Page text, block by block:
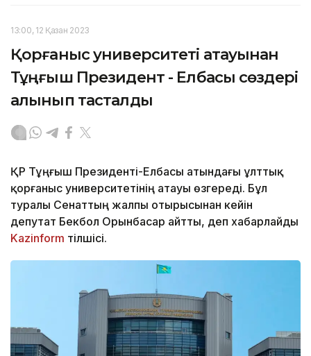
13:00, 12 Қазан 2023
Қорғаныс университеті атауынан
Тұңғыш Президент - Елбасы сөздері
алынып тасталды
ҚР Тұңғыш Президенті-Елбасы атындағы ұлттық
қорғаныс университетінің атауы өзгереді. Бұл
туралы Сенаттың жалпы отырысынан кейін
депутат Бекбол Орынбасар айтты, деп хабарлайды
Kazinform тілшісі.